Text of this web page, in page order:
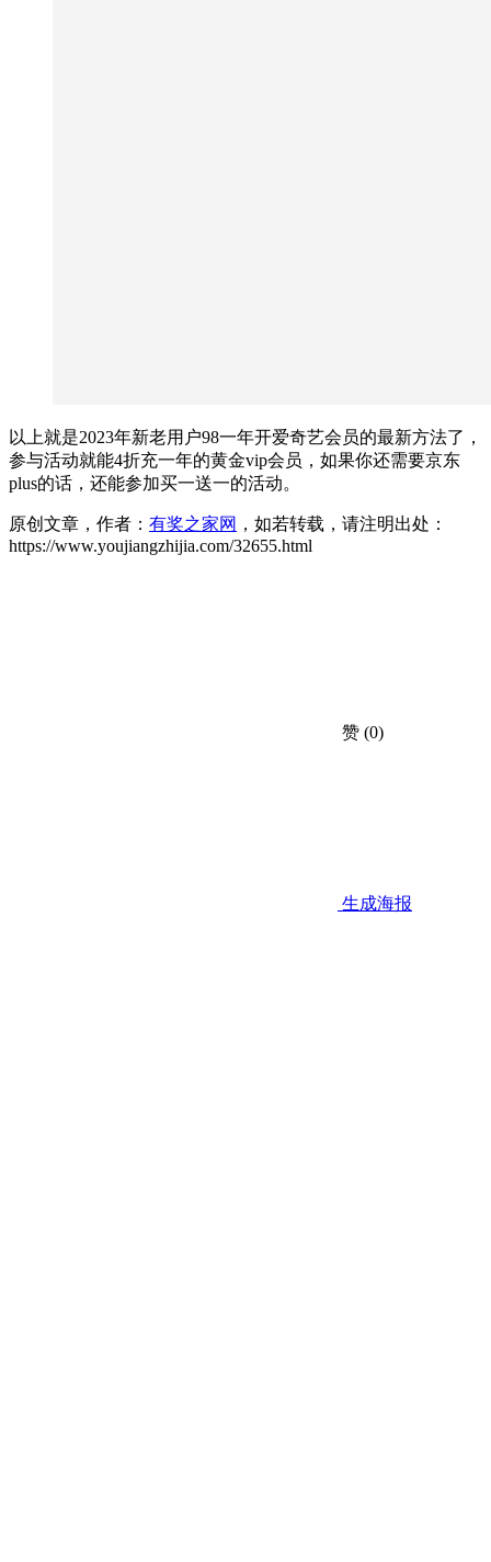
以上就是2023年新老用户98一年开爱奇艺会员的最新方法了，
参与活动就能4折充一年的黄金vip会员，如果你还需要京东
plus的话，还能参加买一送一的活动。
原创文章，作者： 有奖之家网 ，如若转载，请注明出处：
https://www.youjiangzhijia.com/32655.html
赞 (0)
生成海报